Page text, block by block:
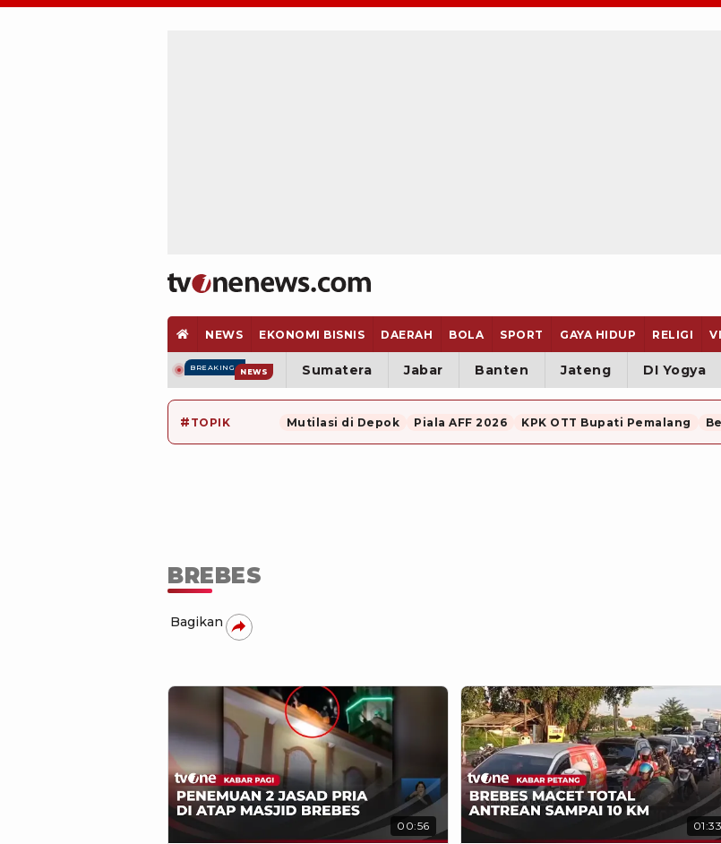
NEWS EKONOMI BISNIS DAERAH BOLA SPORT GAYA HIDUP RELIGI
BREAKING NEWS Sumatera Jabar Banten Jateng DI Yogya
# TOPIK Mutilasi di Depok Piala AFF 2026 KPK OTT Bupati Pemalang
BREBES
Bagikan
00:56 01:33